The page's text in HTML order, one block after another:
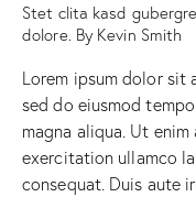
Stet clita kasd
dolore. By Kevin Smith
Lorem ipsum dolor sit
sed do eiusmod
magna aliqua. Ut
exercitation ullamco
consequat. Duis aute